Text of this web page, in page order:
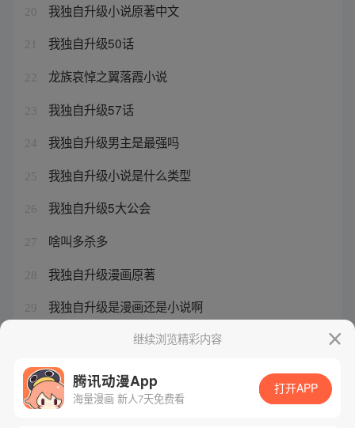
20 我独自升级小说原著中文
21 我独自升级50话
22 龙族哀悼之翼落霞小说
23 我独自升级57话
24 我独自升级男主是最强吗
25 我独自升级小说是什么类型
26 我独自升级5大公会
27 啥叫多杀多
28 我独自升级漫画原著
29 我独自升级是漫画还是小说啊
我独自升级人物实力排行继续浏览精彩内容
腾讯动漫App
海量漫画 新人7天免费看
打开APP